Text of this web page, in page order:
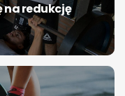
na redukcję